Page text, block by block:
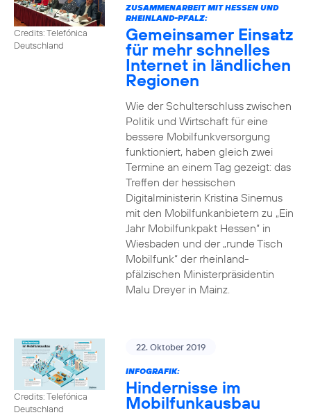
Credits: Telefónica
Deutschland
ZUSAMMENARBEIT MIT HESSEN UND
RHEINLAND-PFALZ:
Gemeinsamer Einsatz
für mehr schnelles
Internet in ländlichen
Regionen
Wie der Schulterschluss zwischen
Politik und Wirtschaft für eine
bessere Mobilfunkversorgung
funktioniert, haben gleich zwei
Termine an einem Tag gezeigt: das
Treffen der hessischen
Digitalministerin Kristina Sinemus
mit den Mobilfunkanbietern zu „Ein
Jahr Mobilfunkpakt Hessen“ in
Wiesbaden und der „runde Tisch
Mobilfunk“ der rheinland-
pfälzischen Ministerpräsidentin
Malu Dreyer in Mainz.
Credits: Telefónica
Deutschland
22. Oktober 2019
INFOGRAFIK:
Hindernisse im
Mobilfunkausbau